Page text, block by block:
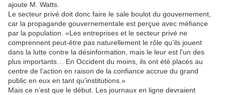
ajoute M. Watts.
Le secteur privé doit donc faire le sale boulot du gouvernement,
car la propagande gouvernementale est perçue avec méfiance
par la population. «Les entreprises et le secteur privé ne
comprennent peut-être pas naturellement le rôle qu’ils jouent
dans la lutte contre la désinformation, mais le leur est l’un des
plus importants… En Occident du moins, ils ont été placés au
centre de l’action en raison de la confiance accrue du grand
public en eux en tant qu’institutions.»
Mais ce n’est que le début. Les journaux en ligne devraient